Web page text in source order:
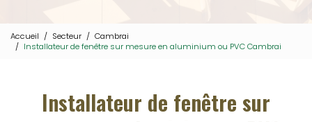
Accueil Secteur
Cambrai
Installateur de fenêtre sur mesure en aluminium ou PVC Cambrai
Installateur de fenêtre sur